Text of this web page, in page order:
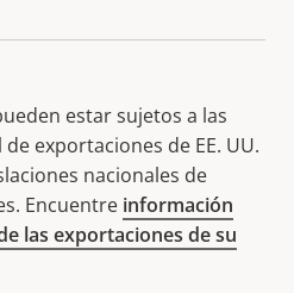
estar sujetos a las
exportaciones de EE. UU.
nacionales de
Encuentre información
las exportaciones de su